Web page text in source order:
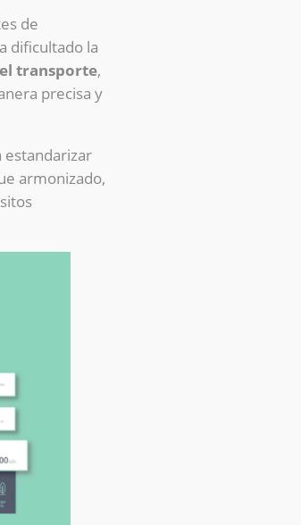
de
dificultado la
el transporte,
precisa y
estandarizar
armonizado,